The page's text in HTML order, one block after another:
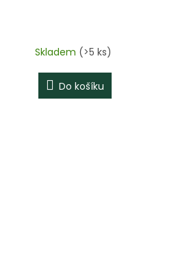
Skladem (>5 ks)
Do košíku